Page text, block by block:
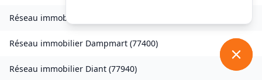
Réseau immobilier
Réseau immobilier Dampmart (77400)
Réseau immobilier Diant (77940)